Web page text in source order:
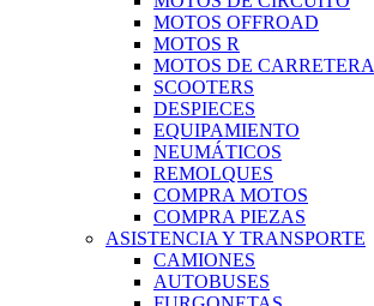
MOTOS OFFROAD
MOTOS R
MOTOS DE CARRETERA
SCOOTERS
DESPIECES
EQUIPAMIENTO
NEUMÁTICOS
REMOLQUES
COMPRA MOTOS
COMPRA PIEZAS
ASISTENCIA Y TRANSPORTE
CAMIONES
AUTOBUSES